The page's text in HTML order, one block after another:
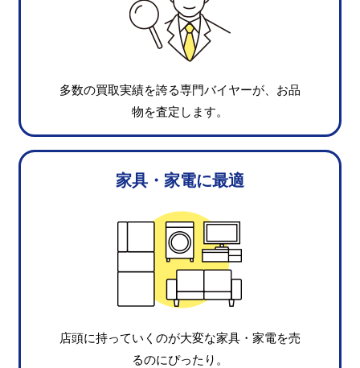
多数の買取実績を誇る専門バイヤーが、お品
物を査定します。
家具・家電に最適
店頭に持っていくのが大変な家具・家電を売
るのにぴったり。